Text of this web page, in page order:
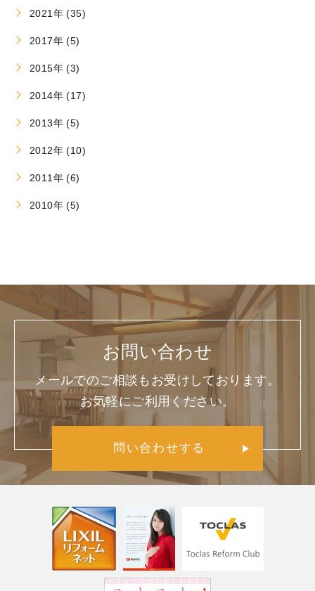
2021年 (35)
2017年 (5)
2015年 (3)
2014年 (17)
2013年 (5)
2012年 (10)
2011年 (6)
2010年 (5)
お問い合わせ
メールでのご相談もお受けしております。
お気軽にご利用ください。
問い合わせする